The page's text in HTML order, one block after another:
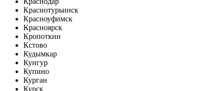
Краснотурьинск
Красноуфимск
Красноярск
Кропоткин
Кстово
Кудымкар
Кунгур
Купино
Курган
Курск